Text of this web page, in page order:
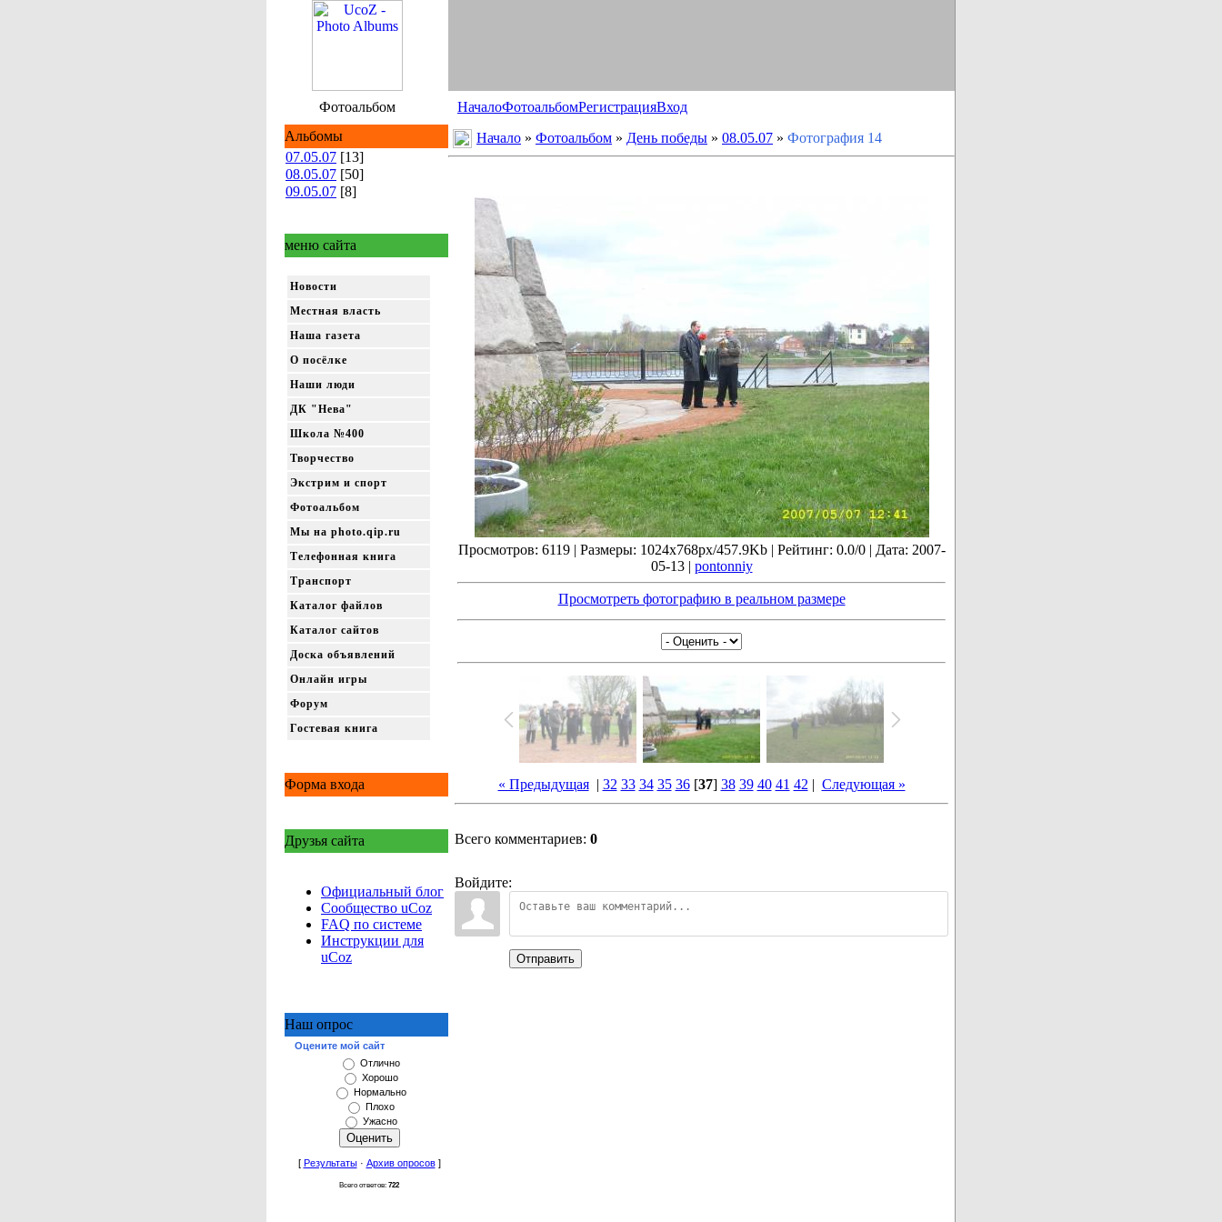
Фотоальбом НачалоФотоальбомРегистрацияВход
Альбомы
07.05.07 [13]
08.05.07 [50]
09.05.07 [8]
меню сайта
Новости
Местная власть
Наша газета
О посёлке
Наши люди
ДК "Нева"
Школа №400
Творчество
Экстрим и спорт
Фотоальбом
Мы на photo.qip.ru
Телефонная книга
Транспорт
Каталог файлов
Каталог сайтов
Доска объявлений
Онлайн игры
Форум
Гостевая книга
Форма входа
Друзья сайта
Официальный блог
Сообщество uCoz
FAQ по системе
Инструкции для
uCoz
Наш опрос
Оцените мой сайт
Отлично
Хорошо
Нормально
Плохо
Ужасно
[ Результаты· Архив опросов]
Всего ответов: 722
Начало » Фотоальбом » День победы » 08.05.07 » Фотография 14
Просмотров: 6119 | Размеры: 1024x768px/457.9Kb | Рейтинг: 0.0/0 | Дата: 2007-
05-13 | pontonniy
Просмотреть фотографию в реальном размере
« Предыдущая| 32 33 34 35 36[37] 38 39 40 41 42 | Следующая »
Всего комментариев: 0
Войдите:
Отправить